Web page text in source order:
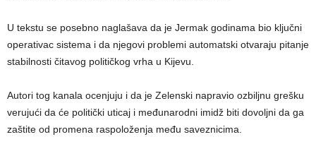
U tekstu se posebno naglašava da je Jermak godinama bio ključni
operativac sistema i da njegovi problemi automatski otvaraju pitanje
stabilnosti čitavog političkog vrha u Kijevu.
Autori tog kanala ocenjuju i da je Zelenski napravio ozbiljnu grešku
verujući da će politički uticaj i međunarodni imidž biti dovoljni da ga
zaštite od promena raspoloženja među saveznicima.